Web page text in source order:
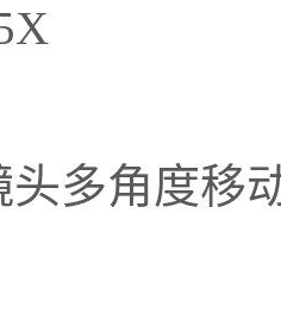
头多角度移